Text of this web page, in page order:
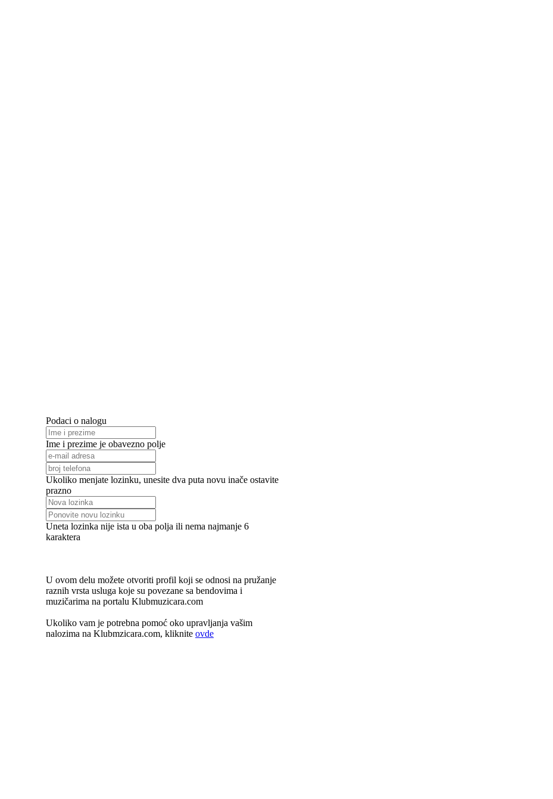
Podaci o nalogu
Ime i prezime je obavezno polje
Ukoliko menjate lozinku, unesite dva puta novu inače ostavite
prazno
Uneta lozinka nije ista u oba polja ili nema najmanje 6
karaktera
U ovom delu možete otvoriti profil koji se odnosi na pružanje
raznih vrsta usluga koje su povezane sa bendovima i
muzičarima na portalu Klubmuzicara.com
Ukoliko vam je potrebna pomoć oko upravljanja vašim
nalozima na Klubmzicara.com, kliknite ovde